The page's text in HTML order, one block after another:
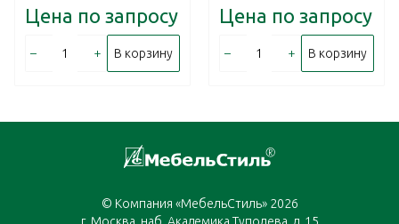
Цена по запросу
– + В корзину
Цена по запросу
– + В корзину
© Компания «МебельСтиль» 2026